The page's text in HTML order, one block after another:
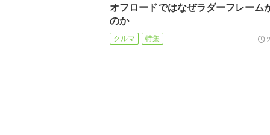
オフロードではなぜラダーフレーム
のか
クルマ 特集